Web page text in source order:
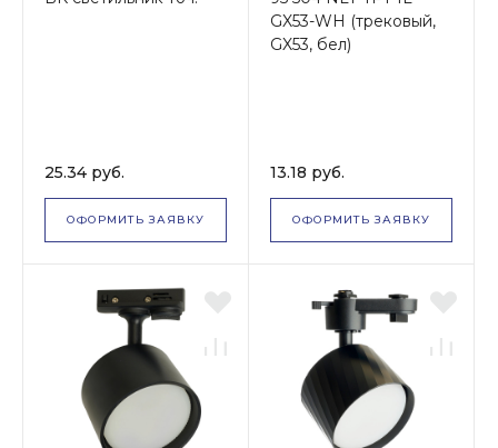
25.34 руб.
ОФОРМИТЬ ЗАЯВКУ
GX53-WH (трековый,
GX53, бел)
13.18 руб.
ОФОРМИТЬ ЗАЯВКУ